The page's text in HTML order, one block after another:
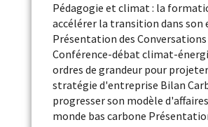
Pédagogie et climat : la
accélérer la transition dans son
Présentation des Conversations
Conférence-débat climat-
ordres de grandeur pour
stratégie d'entreprise Bilan
progresser son modèle
monde bas carbone